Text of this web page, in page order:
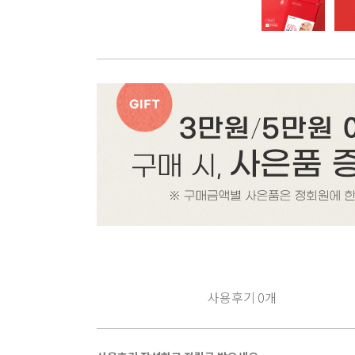
사용후기 0개